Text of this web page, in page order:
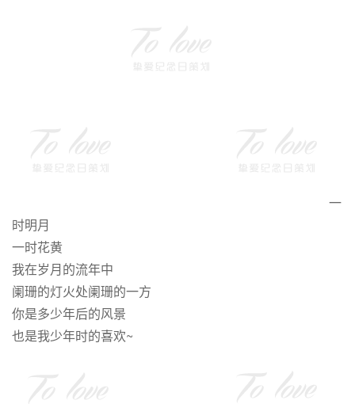
一
时明月
一时花黄
我在岁月的流年中
阑珊的灯火处阑珊的一方
你是多少年后的风景
也是我少年时的喜欢~